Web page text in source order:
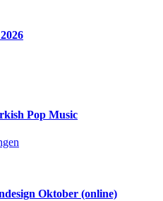
Pop Music
Oktober (online)